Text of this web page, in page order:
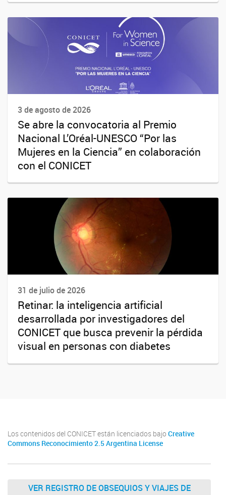
3 de agosto de 2026
Se abre la convocatoria al Premio
Nacional L’Oréal-UNESCO “Por las
Mujeres en la Ciencia” en colaboración
con el CONICET
31 de julio de 2026
Retinar: la inteligencia artificial
desarrollada por investigadores del
CONICET que busca prevenir la pérdida
visual en personas con diabetes
Los contenidos del CONICET están licenciados bajo Creative
Commons Reconocimiento 2.5 Argentina License
VER REGISTRO DE OBSEQUIOS Y VIAJES DE